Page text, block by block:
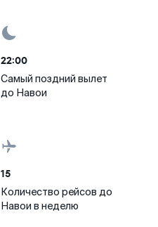
22:00
Самый поздний вылет
до Навои
15
Количество рейсов до
Навои в неделю